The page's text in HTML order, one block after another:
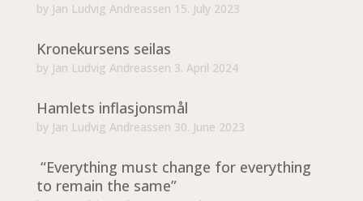
by Jan Ludvig Andreassen 15. July 2023
Kronekursens seilas
by Jan Ludvig Andreassen 3. April 2024
Hamlets inflasjonsmål
by Jan Ludvig Andreassen 30. June 2023
“Everything must change for everything
to remain the same”